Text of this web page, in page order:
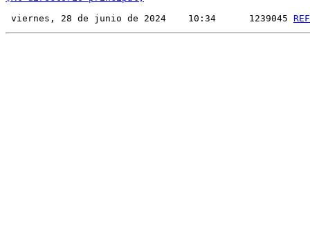
viernes, 28 de junio de 2024    10:34      1239045